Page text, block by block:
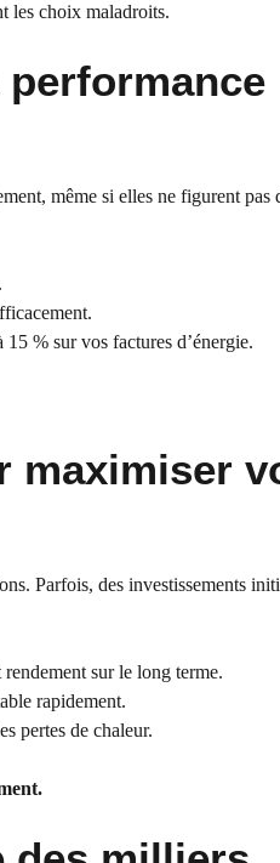
les choix maladroits.
même si elles ne figurent pas
% sur vos factures d’énergie.
maximiser
Parfois, des investissements
sur le long terme.
rapidement.
pertes de chaleur.